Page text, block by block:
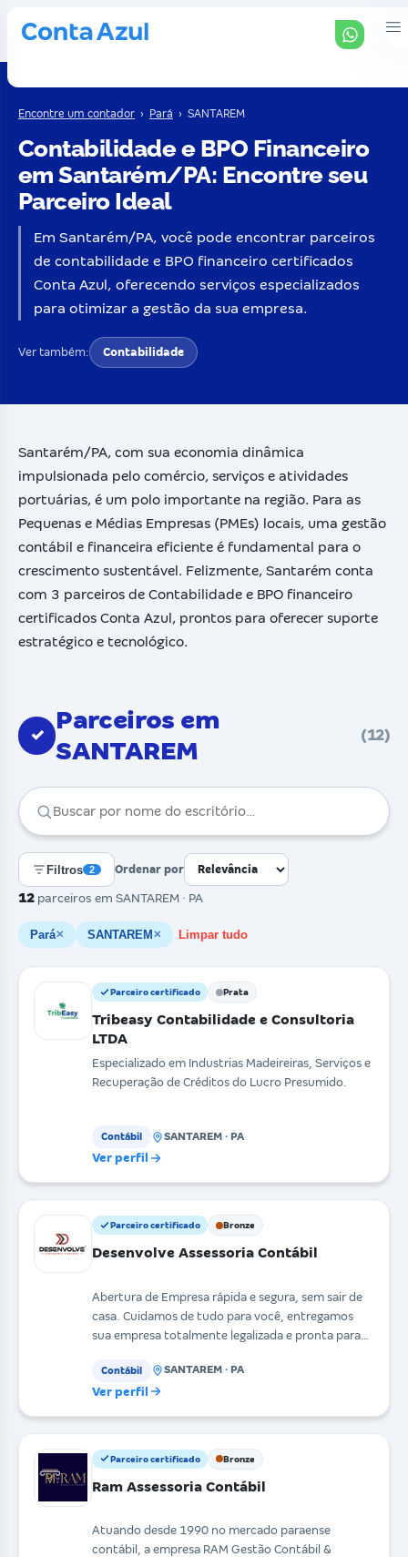
Encontre um contador › Pará › SANTAREM
Contabilidade e BPO Financeiro
em Santarém/PA: Encontre seu
Parceiro Ideal
Em Santarém/PA, você pode encontrar parceiros
de contabilidade e BPO financeiro certificados
Conta Azul, oferecendo serviços especializados
para otimizar a gestão da sua empresa.
Ver também: Contabilidade
Santarém/PA, com sua economia dinâmica
impulsionada pelo comércio, serviços e atividades
portuárias, é um polo importante na região. Para as
Pequenas e Médias Empresas (PMEs) locais, uma gestão
contábil e financeira eficiente é fundamental para o
crescimento sustentável. Felizmente, Santarém conta
com 3 parceiros de Contabilidade e BPO financeiro
certificados Conta Azul, prontos para oferecer suporte
estratégico e tecnológico.
✓
Parceiros em
SANTAREM
(12)
Filtros 2
12 parceiros em SANTAREM · PA
Ordenar por
Pará✕ SANTAREM ✕ Limpar tudo
Parceiro certificado Prata
Tribeasy Contabilidade e Consultoria
LTDA
Especializado em Industrias Madeireiras, Serviços e
Recuperação de Créditos do Lucro Presumido.
Contábil SANTAREM · PA
Ver perfil
Parceiro certificado Bronze
Desenvolve Assessoria Contábil
Abertura de Empresa rápida e segura, sem sair de
casa. Cuidamos de tudo para você, entregamos
sua empresa totalmente legalizada e pronta para
Contábil SANTAREM · PA
Ver perfil
Parceiro certificado Bronze
Ram Assessoria Contábil
Atuando desde 1990 no mercado paraense
contábil, a empresa RAM Gestão Contábil &